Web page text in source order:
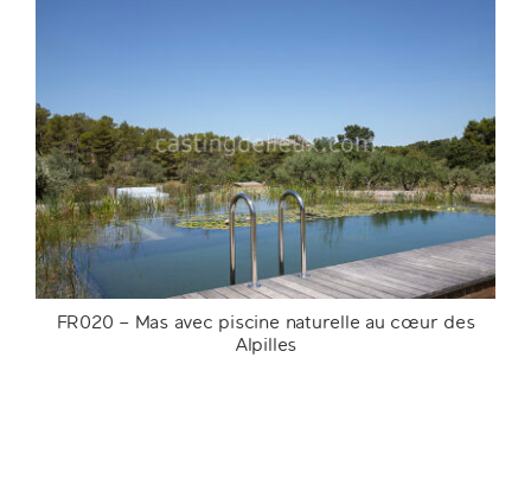
FR020 – Mas avec piscine naturelle au cœur des
Alpilles